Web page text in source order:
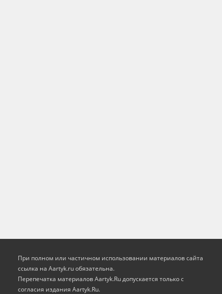
При полном или частичном использовании материалов сайта
ссылка на Aartyk.ru oбязательна.
Перепечатка материалов Aartyk.Ru допускается только с
согласия издания Aartyk.Ru.